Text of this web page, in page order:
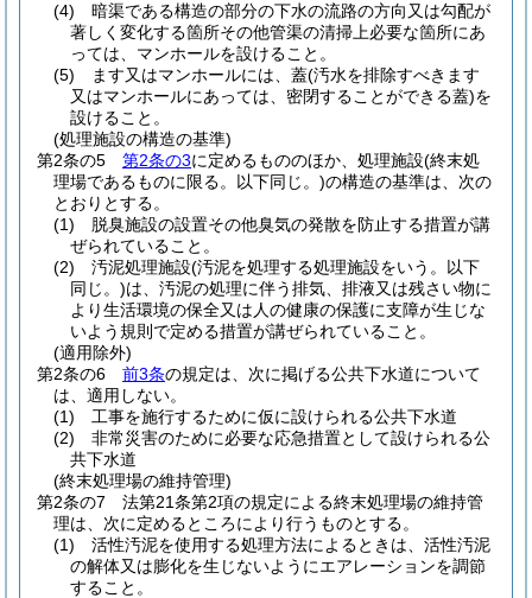
(4)
暗渠である構造の部分の下水の流路の方向又は勾配が
著しく変化する箇所その他管渠の清掃上必要な箇所にあ
っては、マンホールを設けること。
(5)
ます又はマンホールには、蓋(汚水を排除すべきます
又はマンホールにあっては、密閉することができる蓋)を
設けること。
(処理施設の構造の基準)
第2条の5
第2条の3に定めるもののほか、処理施設(終末処
理場であるものに限る。以下同じ。)の構造の基準は、次の
とおりとする。
(1)
脱臭施設の設置その他臭気の発散を防止する措置が講
ぜられていること。
(2)
汚泥処理施設(汚泥を処理する処理施設をいう。以下
同じ。)は、汚泥の処理に伴う排気、排液又は残さい物に
より生活環境の保全又は人の健康の保護に支障が生じな
いよう規則で定める措置が講ぜられていること。
(適用除外)
第2条の6
前3条の規定は、次に掲げる公共下水道について
は、適用しない。
(1)
工事を施行するために仮に設けられる公共下水道
(2)
非常災害のために必要な応急措置として設けられる公
共下水道
(終末処理場の維持管理)
第2条の7
法第21条第2項の規定による終末処理場の維持管
理は、次に定めるところにより行うものとする。
(1)
活性汚泥を使用する処理方法によるときは、活性汚泥
の解体又は膨化を生じないようにエアレーションを調節
すること。